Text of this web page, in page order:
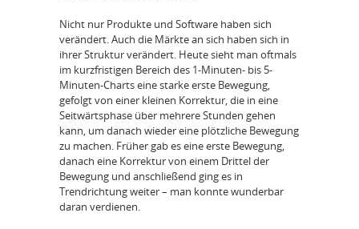
Nicht nur Produkte und Software haben sich
verändert. Auch die Märkte an sich haben sich in
ihrer Struktur verändert. Heute sieht man oftmals
im kurzfristigen Bereich des 1-Minuten- bis 5-
Minuten-Charts eine starke erste Bewegung,
gefolgt von einer kleinen Korrektur, die in eine
Seitwärtsphase über mehrere Stunden gehen
kann, um danach wieder eine plötzliche Bewegung
zu machen. Früher gab es eine erste Bewegung,
danach eine Korrektur von einem Drittel der
Bewegung und anschließend ging es in
Trendrichtung weiter – man konnte wunderbar
daran verdienen.